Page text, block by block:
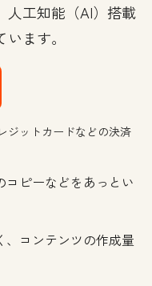
人工知能（AI）搭載
ます。
ジットカードなどの決済
コピーなどをあっとい
、コンテンツの作成量